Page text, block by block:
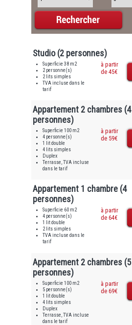
Studio (2 personnes)
Superficie 38 m2
2 personne(s)
2 lits simples
TVA incluse dans le
tarif
à partir
de 45€
Appartement 2 chambres (4
personnes)
Superficie 100 m2
4 personne(s)
1 lit double
4 lits simples
Duplex
Terrasse, TVA incluse
dans le tarif
à partir
de 59€
Appartement 1 chambre (4
personnes)
Superficie 60 m2
4 personne(s)
1 lit double
2 lits simples
TVA incluse dans le
tarif
à partir
de 64€
Appartement 2 chambres (5
personnes)
Superficie 100 m2
5 personne(s)
1 lit double
4 lits simples
Duplex
Terrasse, TVA incluse
dans le tarif
à partir
de 69€